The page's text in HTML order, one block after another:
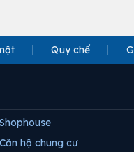
Quy chế
Shophouse
Căn hộ chung cư